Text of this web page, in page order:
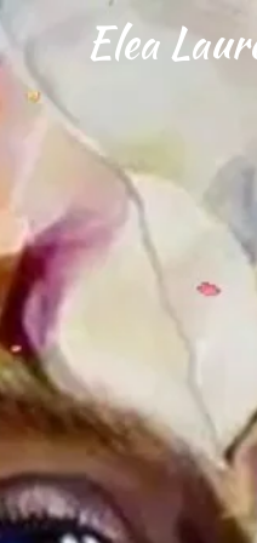
Elea